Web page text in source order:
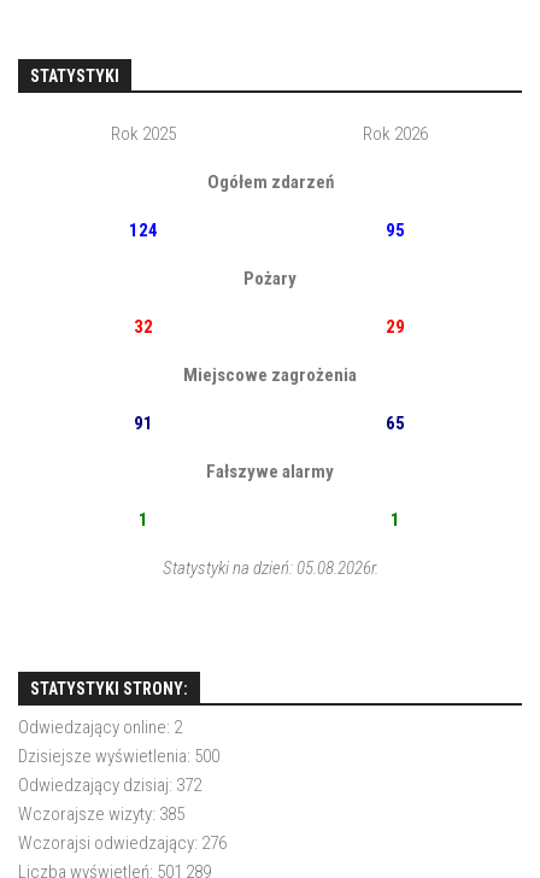
STATYSTYKI
Rok 2025 Rok 2026
Ogółem zdarzeń
124 95
Pożary
32 29
Miejscowe zagrożenia
91 65
Fałszywe alarmy
1 1
Statystyki na dzień: 05.08.2026r.
STATYSTYKI STRONY:
Odwiedzający online: 2
Dzisiejsze wyświetlenia: 500
Odwiedzający dzisiaj: 372
Wczorajsze wizyty: 385
Wczorajsi odwiedzający: 276
Liczba wyświetleń: 501 289